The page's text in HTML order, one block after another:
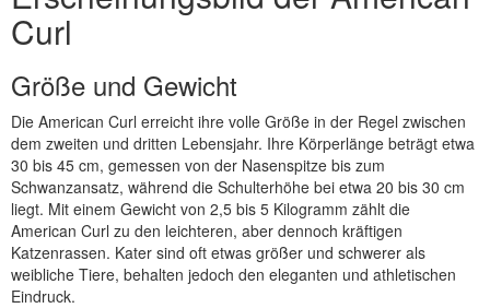
Curl
Größe und Gewicht
Die American Curl erreicht ihre volle Größe in der Regel zwischen
dem zweiten und dritten Lebensjahr. Ihre Körperlänge beträgt etwa
30 bis 45 cm, gemessen von der Nasenspitze bis zum
Schwanzansatz, während die Schulterhöhe bei etwa 20 bis 30 cm
liegt. Mit einem Gewicht von 2,5 bis 5 Kilogramm zählt die
American Curl zu den leichteren, aber dennoch kräftigen
Katzenrassen. Kater sind oft etwas größer und schwerer als
weibliche Tiere, behalten jedoch den eleganten und athletischen
Eindruck.